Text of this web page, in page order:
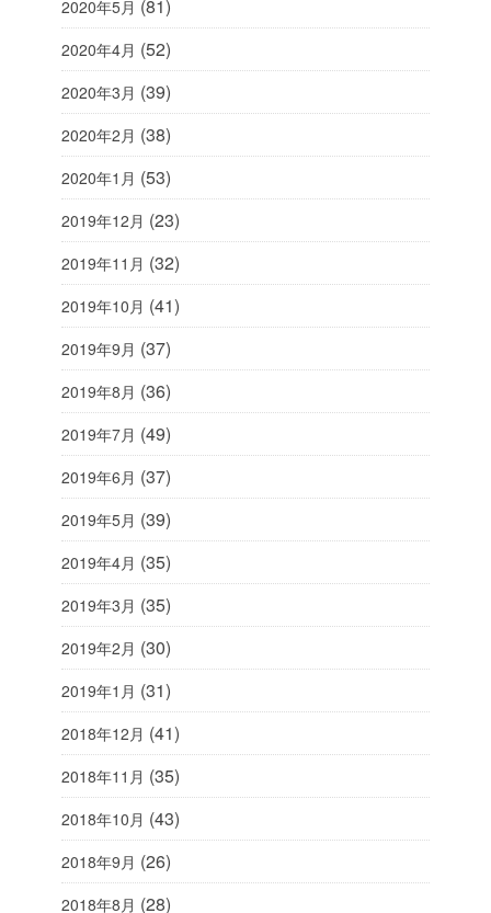
2020年5月 (81)
2020年4月 (52)
2020年3月 (39)
2020年2月 (38)
2020年1月 (53)
2019年12月 (23)
2019年11月 (32)
2019年10月 (41)
2019年9月 (37)
2019年8月 (36)
2019年7月 (49)
2019年6月 (37)
2019年5月 (39)
2019年4月 (35)
2019年3月 (35)
2019年2月 (30)
2019年1月 (31)
2018年12月 (41)
2018年11月 (35)
2018年10月 (43)
2018年9月 (26)
2018年8月 (28)